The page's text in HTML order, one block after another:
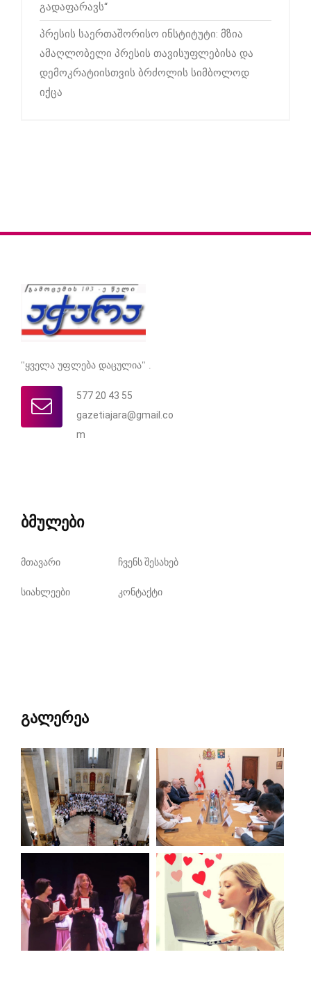
გადაფარავს“
პრესის საერთაშორისო ინსტიტუტი: მზია
ამაღლობელი პრესის თავისუფლებისა და
დემოკრატიისთვის ბრძოლის სიმბოლოდ
იქცა
"ყველა უფლება დაცულია" .
577 20 43 55
gazetiajara@gmail.co
m
ბმულები
მთავარი ჩვენს შესახებ
სიახლეები კონტაქტი
გალერეა